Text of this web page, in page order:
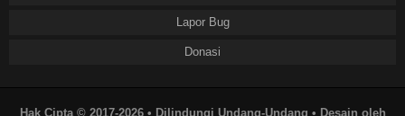
Lapor Bug
Donasi
Hak Cipta © 2017-2026 • Dilindungi Undang-Undang • Desain oleh